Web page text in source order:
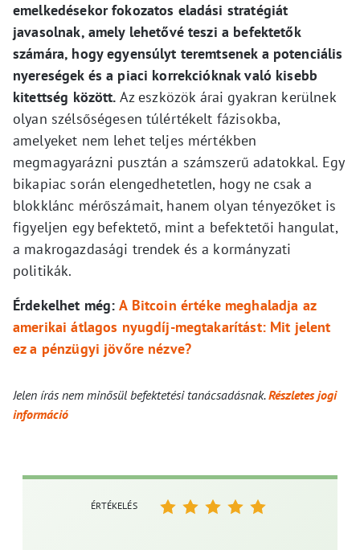
emelkedésekor fokozatos eladási stratégiát
javasolnak, amely lehetővé teszi a befektetők
számára, hogy egyensúlyt teremtsenek a potenciális
nyereségek és a piaci korrekcióknak való kisebb
kitettség között. Az eszközök árai gyakran kerülnek
olyan szélsőségesen túlértékelt fázisokba,
amelyeket nem lehet teljes mértékben
megmagyarázni pusztán a számszerű adatokkal. Egy
bikapiac során elengedhetetlen, hogy ne csak a
blokklánc mérőszámait, hanem olyan tényezőket is
figyeljen egy befektető, mint a befektetői hangulat,
a makrogazdasági trendek és a kormányzati
politikák.
Érdekelhet még: A Bitcoin értéke meghaladja az
amerikai átlagos nyugdíj-megtakarítást: Mit jelent
ez a pénzügyi jövőre nézve?
Jelen írás nem minősül befektetési tanácsadásnak.Részletes jogi
információ
ÉRTÉKELÉS